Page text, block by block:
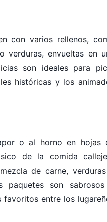
con varios rellenos,
verduras, envueltas en
son ideales para
históricas y los
o al horno en hojas
de la comida
de carne,
paquetes son
favoritos entre los